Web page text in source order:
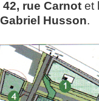
42, rue Carnot et
Husson.